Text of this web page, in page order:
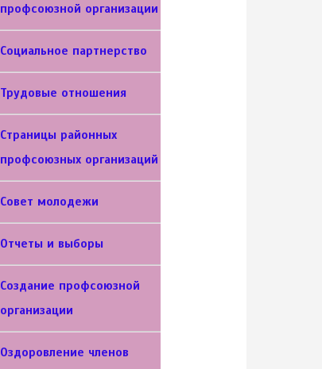
профсоюзной организации
Социальное партнерство
Трудовые отношения
Cтраницы районных
профсоюзных организаций
Совет молодежи
Отчеты и выборы
Создание профсоюзной
организации
Оздоровление членов